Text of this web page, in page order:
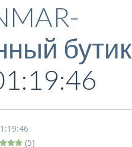
бутик
(5)